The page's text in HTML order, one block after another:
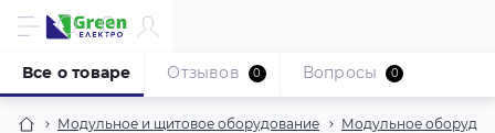
Модульное и щитовое оборудование Модульное
Все о товаре Отзывов 0 Вопросы 0